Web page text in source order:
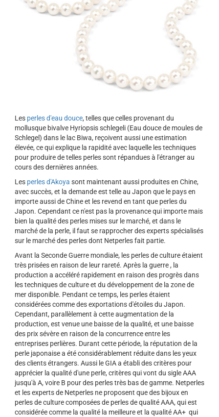
Les perles d'eau douce, telles que celles provenant du
mollusque bivalve Hyriopsis schlegeli (Eau douce de moules de
Schlegel) dans le lac Biwa, reçoivent aussi une estimation
élevée, ce qui explique la rapidité avec laquelle les techniques
pour produire de telles perles sont répandues à l'étranger au
cours des dernières années.
Les perles d'Akoya sont maintenant aussi produites en Chine,
avec succès, et la demande est telle au Japon que le pays en
importe aussi de Chine et les revend en tant que perles du
Japon. Cependant ce n'est pas la provenance qui importe mais
bien la qualité des perles mises sur le marché, et dans le
marché de la perle, il faut se rapprocher des experts spécialisés
sur le marché des perles dont Netperles fait partie.
Avant la Seconde Guerre mondiale, les perles de culture étaient
très prisées en raison de leur rareté. Après la guerre , la
production a accéléré rapidement en raison des progrès dans
les techniques de culture et du développement de la zone de
mer disponible. Pendant ce temps, les perles étaient
considérées comme des exportations d'étoiles du Japon.
Cependant, parallèlement à cette augmentation de la
production, est venue une baisse de la qualité, et une baisse
des prix sévère en raison de la concurrence entre les
entreprises perlières. Durant cette période, la réputation de la
perle japonaise a été considérablement réduite dans les yeux
des clients étrangers. Aussi le GIA a établi des critères pour
apprécier la qualité d'une perle, critères qui vont du sigle AAA
jusqu'à A, voire B pour des perles très bas de gamme. Netperles
et les experts de Netperles ne proposent que des bijoux en
perles de culture composées de perles de qualité AAA, qui est
considérée comme la qualité la meilleure et la qualité AA+ qui